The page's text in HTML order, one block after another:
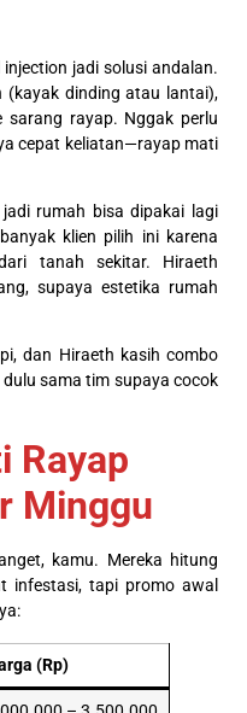
jadi solusi andalan.
(kayak dinding atau lantai),
sarang rayap. Nggak perlu
cepat keliatan—rayap mati
rumah bisa dipakai lagi
klien pilih ini karena
tanah sekitar. Hiraeth
supaya estetika rumah
dan Hiraeth kasih combo
sama tim supaya cocok
Rayap
Minggu
kamu. Mereka hitung
infestasi, tapi promo awal
(Rp)